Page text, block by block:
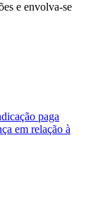
e envolva-se
paga
em relação à